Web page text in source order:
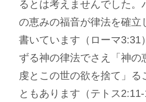
るとは考えませんでした。
の恵みの福音が律法を確立
書いています（ローマ3:31
ずる神の律法でさえ「神
虔とこの世の欲を捨て」る
ともあります（テトス